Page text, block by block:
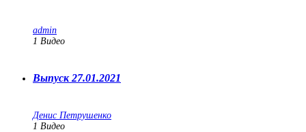
admin
1 Видео
Выпуск 27.01.2021
Денис Петрушенко
1 Видео